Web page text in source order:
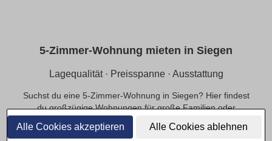
Alle Cookies akzeptieren Alle Cookies ablehnen
5-Zimmer-Wohnung mieten in Siegen
Lagequalität · Preisspanne · Ausstattung
Suchst du eine 5-Zimmer-Wohnung in Siegen? Hier findest
du großzügige Wohnungen für große Familien oder
exklusivere Ansprüche, in ruhiger oder zentraler Lage und
einer passenden Preisspanne.